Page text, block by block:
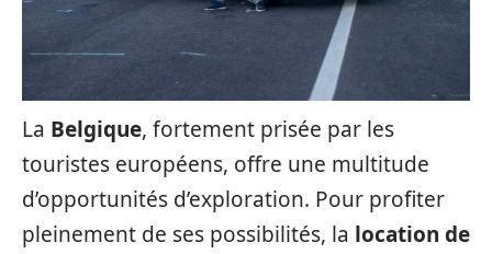
La Belgique, fortement prisée par les
touristes européens, offre une multitude
d’opportunités d’exploration. Pour profiter
pleinement de ses possibilités, la location de